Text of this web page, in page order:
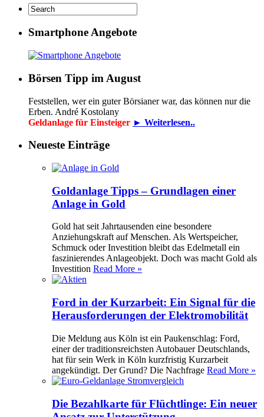
Smartphone Angebote
Börsen Tipp im August
Feststellen, wer ein guter Börsianer war, das können nur die
Erben. André Kostolany
Geldanlage für Einsteiger ► Weiterlesen..
Neueste Einträge
Goldanlage Tipps – Grundlagen einer
Anlage in Gold
Gold hat seit Jahrtausenden eine besondere
Anziehungskraft auf Menschen. Als Wertspeicher,
Schmuck oder Investition bleibt das Edelmetall ein
faszinierendes Anlageobjekt. Doch was macht Gold als
Investition Read More »
Ford in der Kurzarbeit: Ein Signal für die
Herausforderungen der Elektromobilität
Die Meldung aus Köln ist ein Paukenschlag: Ford,
einer der traditionsreichsten Autobauer Deutschlands,
hat für sein Werk in Köln kurzfristig Kurzarbeit
angekündigt. Der Grund? Die Nachfrage Read More »
Die Bezahlkarte für Flüchtlinge: Ein neuer